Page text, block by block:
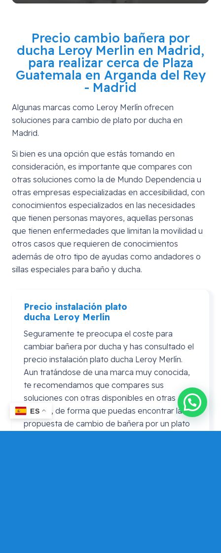
Precio cambio bañera por
ducha Leroy Merlin en Madrid,
para realizar cerca de Plaza
Guatemala en Arganda del Rey
- Madrid
Algunas marcas como Leroy Merlín ofrecen
soluciones para cambio de plato por ducha en
Madrid.
Si bien es una opción que estás tomando en
consideración, es importante que compares con
otras soluciones como la de Mundo Dependencia u
otras empresas especializadas en accesibilidad, con
conocimientos especializados en las necesidades
que tienen personas mayores, aquellas personas
que tienen enfermedades que limitan la movilidad u
otros casos que requieren de conocimientos
además de otro tipo de ayudas como andadores o
sillas especiales para baño y ducha.
Precio instalación plato
ducha Leroy Merlín
Seguramente te preocupa el coste para
cambiar bañera por ducha y has consultado el
precio instalación plato ducha Leroy Merlín.
Aun tratándose de una marca muy conocida,
te recomendamos que compares sus
soluciones con otras disponibles en otras
marcas, de forma que puedas encontrar la
propuesta de cambio de bañera por un plato
ES